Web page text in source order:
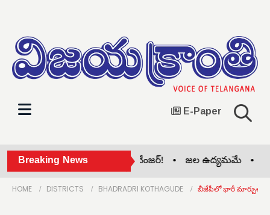
E-Paper
Breaking News
ఇందిరమ్మ ఇండ్లు.. రేవంత్ గేమ్ చేంజర్! • జల ఉద్యమమే •
HOME DISTRICTS BHADRADRI KOTHAGUDE బీజేపీలో భారీ మార్పులకు